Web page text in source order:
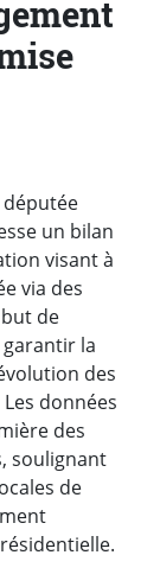
un bilan
visant à
via des
de
la
des
données
des
soulignant
de